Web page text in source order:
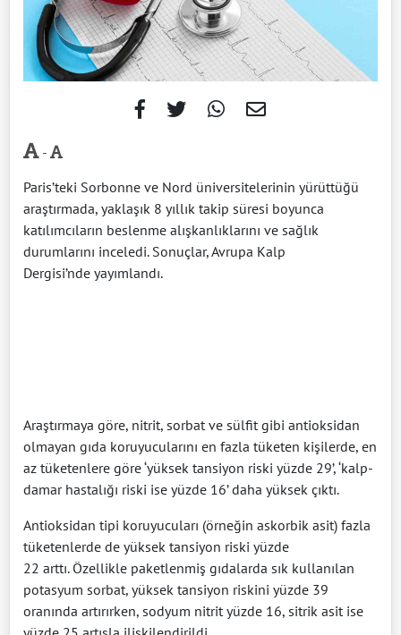
-
Paris’teki Sorbonne ve Nord üniversitelerinin yürüttüğü
araştırmada, yaklaşık 8 yıllık takip süresi boyunca
katılımcıların beslenme alışkanlıklarını ve sağlık
durumlarını inceledi. Sonuçlar, Avrupa Kalp
Dergisi’nde yayımlandı.
Araştırmaya göre, nitrit, sorbat ve sülfit gibi antioksidan
olmayan gıda koruyucularını en fazla tüketen kişilerde, en
az tüketenlere göre ‘yüksek tansiyon riski yüzde 29’, ‘kalp-
damar hastalığı riski ise yüzde 16’ daha yüksek çıktı.
Antioksidan tipi koruyucuları (örneğin askorbik asit) fazla
tüketenlerde de yüksek tansiyon riski yüzde
22 arttı. Özellikle paketlenmiş gıdalarda sık kullanılan
potasyum sorbat, yüksek tansiyon riskini yüzde 39
oranında artırırken, sodyum nitrit yüzde 16, sitrik asit ise